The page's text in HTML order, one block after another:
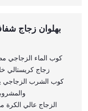
بهلوان زجاج
زجاج كريستالي